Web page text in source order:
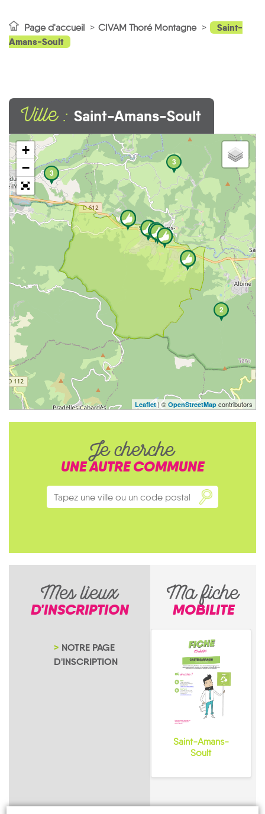
Page d'accueil CIVAM Thoré Montagne
Saint-
Amans-Soult
Ville : Saint-Amans-Soult
2
3
3
+
−
Leaflet| © OpenStreetMap contributors
Je cherche
UNE AUTRE COMMUNE
Mes lieux
D'INSCRIPTION
NOTRE PAGE
D'INSCRIPTION
Ma fiche
MOBILITE
Saint-Amans-
Soult